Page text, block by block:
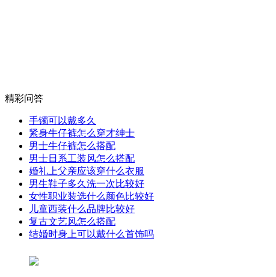
精彩问答
手镯可以戴多久
紧身牛仔裤怎么穿才绅士
男士牛仔裤怎么搭配
男士日系工装风怎么搭配
婚礼上父亲应该穿什么衣服
男生鞋子多久洗一次比较好
女性职业装选什么颜色比较好
儿童西装什么品牌比较好
复古文艺风怎么搭配
结婚时身上可以戴什么首饰吗